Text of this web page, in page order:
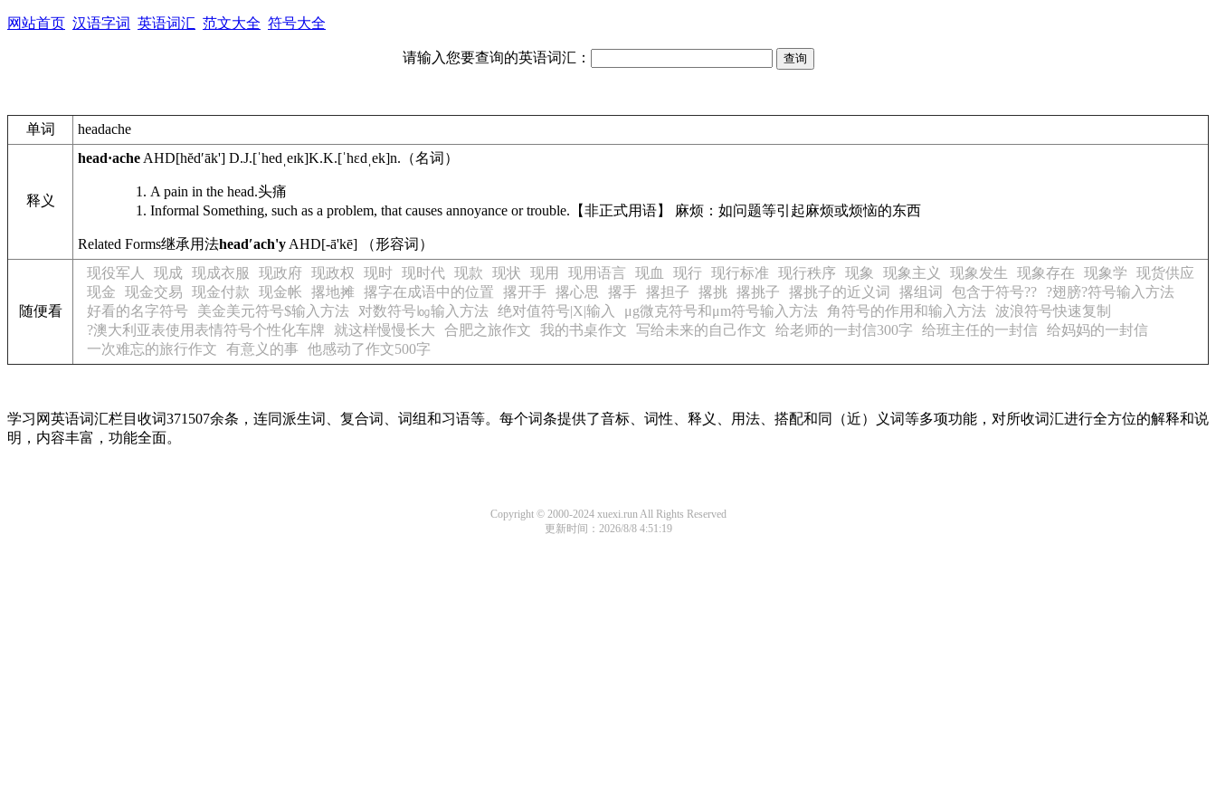
网站首页 汉语字词 英语词汇 范文大全 符号大全
请输入您要查询的英语词汇：
单词 headache
释义
head·ache AHD[hĕdʹāk'] D.J.[ˈhedˌeɪk]K.K.[ˈhɛdˌek]n. （名词）
A pain in the head.头痛
Informal Something, such as a problem, that causes annoyance or trouble. 【非正式用语】 麻烦：如问题等引起麻烦或烦恼的东西
Related Forms继承用法headʹach'y AHD[-ā'kē] （形容词）
随便看
现役军人 现成 现成衣服 现政府 现政权 现时 现时代 现款 现状 现用 现用语言 现血 现行 现行标准 现行秩序 现象 现象主义 现象发生 现象存在 现象学
现货供应
现金
现金交易 现金付款 现金帐 撂地摊 撂字在成语中的位置 撂开手 撂心思 撂手 撂担子 撂挑 撂挑子 撂挑子的近义词 撂组词 包含于符号??
?翅膀?符号输入方法
好看的名字符号
美金美元符号$输入方法 对数符号㏒输入方法 绝对值符号|X|输入 μg微克符号和μm符号输入方法 角符号的作用和输入方法 波浪符号快速复制
?澳大利亚表使用表情符号个性化车牌
就这样慢慢长大 合肥之旅作文 我的书桌作文 写给未来的自己作文 给老师的一封信300字 给班主任的一封信 给妈妈的一封信
一次难忘的旅行作文
有意义的事 他感动了作文500字
学习网英语词汇栏目收词371507余条，连同派生词、复合词、词组和习语等。每个词条提供了音标、词性、释义、用法、搭配和同（近）义词等多项功能，对所收词汇进行全方位的解释和说
明，内容丰富，功能全面。
Copyright © 2000-2024 xuexi.run All Rights Reserved
更新时间：2026/8/8 4:51:19